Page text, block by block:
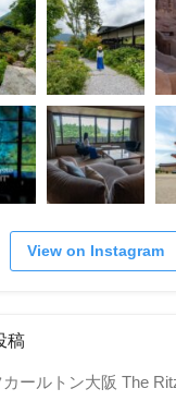
View on Instagram
稿
カールトン大阪 The